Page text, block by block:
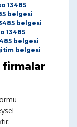
13485
belgesi
belgesi
13485
belgesi
belgesi
firmalar